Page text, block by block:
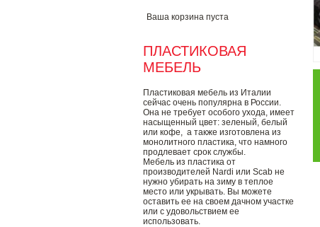
Ваша корзина пуста
ПЛАСТИКОВАЯ
МЕБЕЛЬ
Пластиковая мебель из Италии
сейчас очень популярна в России.
Она не требует особого ухода, имеет
насыщенный цвет: зеленый, белый
или кофе, а также изготовлена из
монолитного пластика, что намного
продлевает срок службы.
Мебель из пластика от
производителей Nardi или Scab не
нужно убирать на зиму в теплое
место или укрывать. Вы можете
оставить ее на своем дачном участке
или с удовольствием ее
использовать.